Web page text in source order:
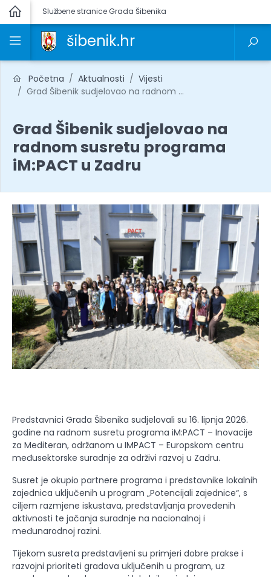
Službene stranice Grada Šibenika
šibenik.hr
Početna Aktualnosti
Vijesti
Grad Šibenik sudjelovao na radnom ...
Grad Šibenik sudjelovao na
radnom susretu programa
iM:PACT u Zadru
Predstavnici Grada Šibenika sudjelovali su 16. lipnja 2026.
godine na radnom susretu programa iM:PACT – Inovacije
za Mediteran, održanom u IMPACT – Europskom centru
međusektorske suradnje za održivi razvoj u Zadru.
Susret je okupio partnere programa i predstavnike lokalnih
zajednica uključenih u program „Potencijali zajednice“, s
ciljem razmjene iskustava, predstavljanja provedenih
aktivnosti te jačanja suradnje na nacionalnoj i
međunarodnoj razini.
Tijekom susreta predstavljeni su primjeri dobre prakse i
razvojni prioriteti gradova uključenih u program, uz